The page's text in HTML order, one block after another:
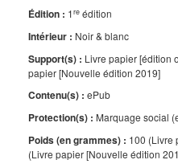
Édition : 1re édition
Intérieur : Noir & blanc
Support(s) : Livre papier [édition
papier [Nouvelle édition 2019]
Contenu(s) : ePub
Protection(s) : Marquage social
Poids (en grammes) : 100 (Livre
(Livre papier [Nouvelle édition